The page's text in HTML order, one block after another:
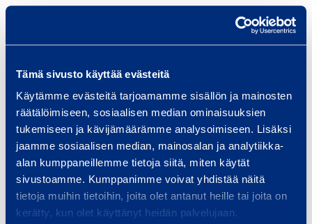
Tämä sivusto käyttää evästeitä
Käytämme evästeitä tarjoamamme sisällön ja mainosten
räätälöimiseen, sosiaalisen median ominaisuuksien
tukemiseen ja kävijämäärämme analysoimiseen. Lisäksi
jaamme sosiaalisen median, mainosalan ja analytiikka-
alan kumppaneillemme tietoja siitä, miten käytät
sivustoamme. Kumppanimme voivat yhdistää näitä
tietoja muihin tietoihin, joita olet antanut heille tai joita on
kerätty, kun olet käyttänyt heidän palvelujaan.
Mikä sinua kiinnostaa?
Osastot
Kaikki
Asennuspalvelut